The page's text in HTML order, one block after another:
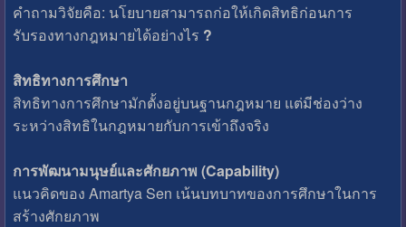
คำถามวิจัยคือ: นโยบายสามารถก่อให้เกิดสิทธิก่อนการ
รับรองทางกฎหมายได้อย่างไร ?
สิทธิทางการศึกษา
สิทธิทางการศึกษามักตั้งอยู่บนฐานกฎหมาย แต่มีช่องว่าง
ระหว่างสิทธิในกฎหมายกับการเข้าถึงจริง
การพัฒนามนุษย์และศักยภาพ (Capability)
แนวคิดของ Amartya Sen เน้นบทบาทของการศึกษาในการ
สร้างศักยภาพ